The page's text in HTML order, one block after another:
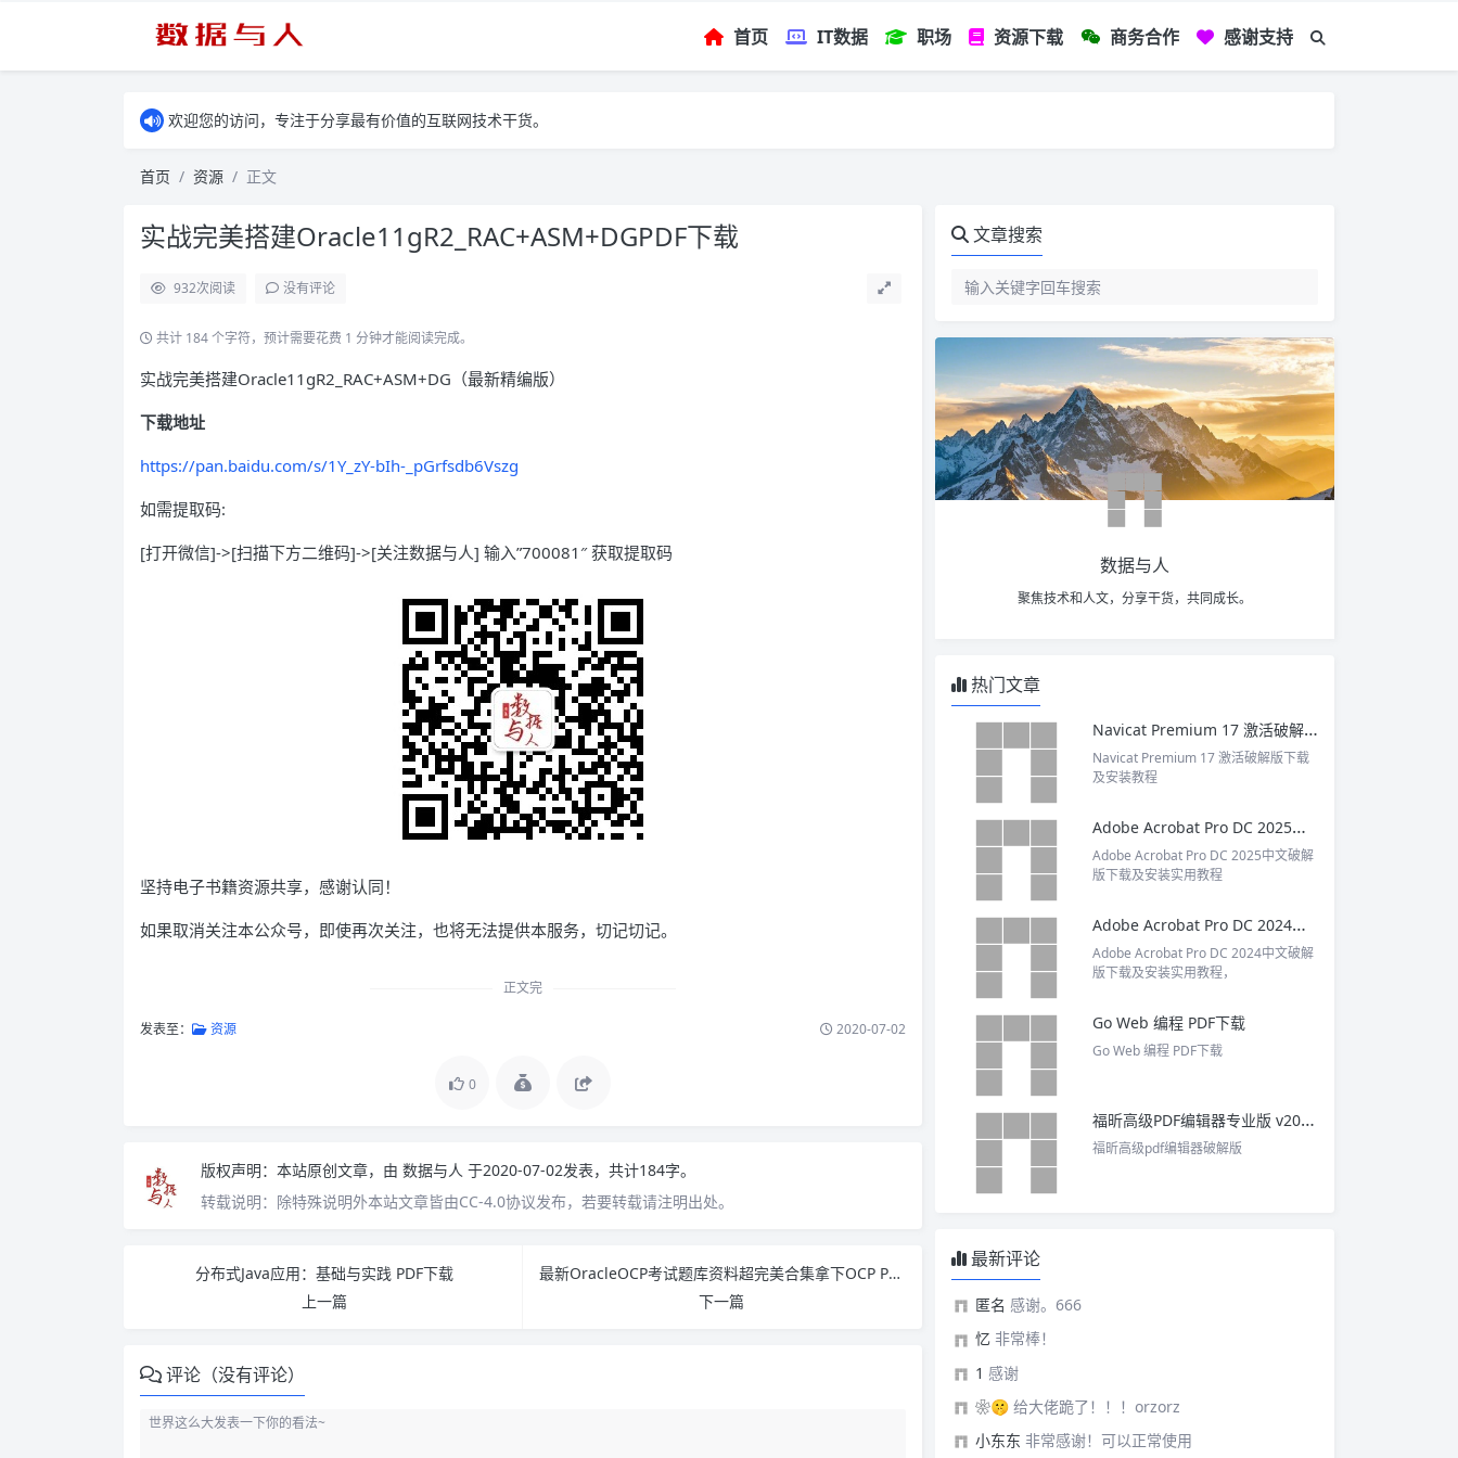
首页 IT数据 职场 资源下载 商务合作 感谢支持
欢迎您的访问，专注于分享最有价值的互联网技术干货。
首页 资源 正文
实战完美搭建Oracle11gR2_RAC+ASM+DGPDF下载
932次阅读 没有评论
共计 184 个字符，预计需要花费 1 分钟才能阅读完成。
实战完美搭建Oracle11gR2_RAC+ASM+DG（最新精编版）
下载地址
https://pan.baidu.com/s/1Y_zY-bIh-_pGrfsdb6Vszg
如需提取码:
[打开微信]->[扫描下方二维码]->[关注数据与人] 输入”700081″ 获取提取码
坚持电子书籍资源共享，感谢认同！
如果取消关注本公众号，即使再次关注，也将无法提供本服务，切记切记。
正文完
发表至： 资源 2020-07-02
0
版权声明： 本站原创文章，由 数据与人 于2020-07-02发表，共计184字。
转载说明： 除特殊说明外本站文章皆由CC-4.0协议发布，若要转载请注明出处。
分布式Java应用：基础与实践 PDF下载
上一篇
最新OracleOCP考试题库资料超完美合集拿下OCP PDF下载
下一篇
评论（没有评论）
文章搜索
数据与人
聚焦技术和人文，分享干货，共同成长。
热门文章
Navicat Premium 17 激活破解版下载及安装教程
Navicat Premium 17 激活破解版下载
及安装教程
Adobe Acrobat Pro DC 2025中文破解版下载及安装实用教程
Adobe Acrobat Pro DC 2025中文破解
版下载及安装实用教程
Adobe Acrobat Pro DC 2024中文破解版下载及安装实用教程
Adobe Acrobat Pro DC 2024中文破解
版下载及安装实用教程，
Go Web 编程 PDF下载
Go Web 编程 PDF下载
福昕高级PDF编辑器专业版 v2025 中文激活版
福昕高级pdf编辑器破解版
最新评论
匿名 感谢。666
忆 非常棒！
1 感谢
❀🤫 给大佬跪了！！！orzorz
小东东 非常感谢！可以正常使用